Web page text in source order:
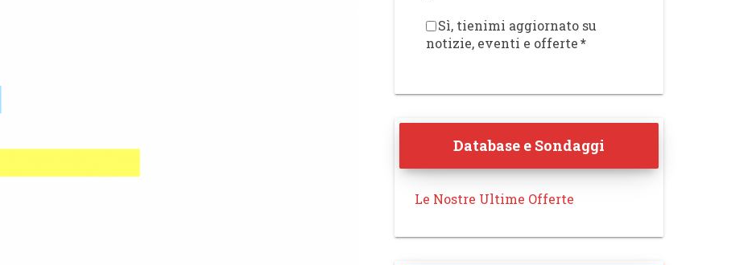
Sì, tienimi aggiornato su
notizie, eventi e offerte*
Database e Sondaggi
Le Nostre Ultime Offerte